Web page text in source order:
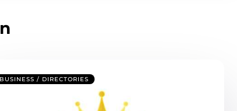
BUSINESS / DIRECTORIES